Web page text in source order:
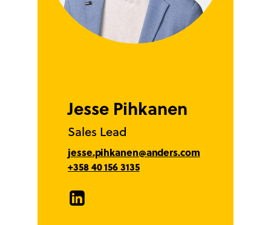
Jesse Pihkanen
Sales Lead
jesse.pihkanen@anders.com
+358 40 156 3135
LinkedIn